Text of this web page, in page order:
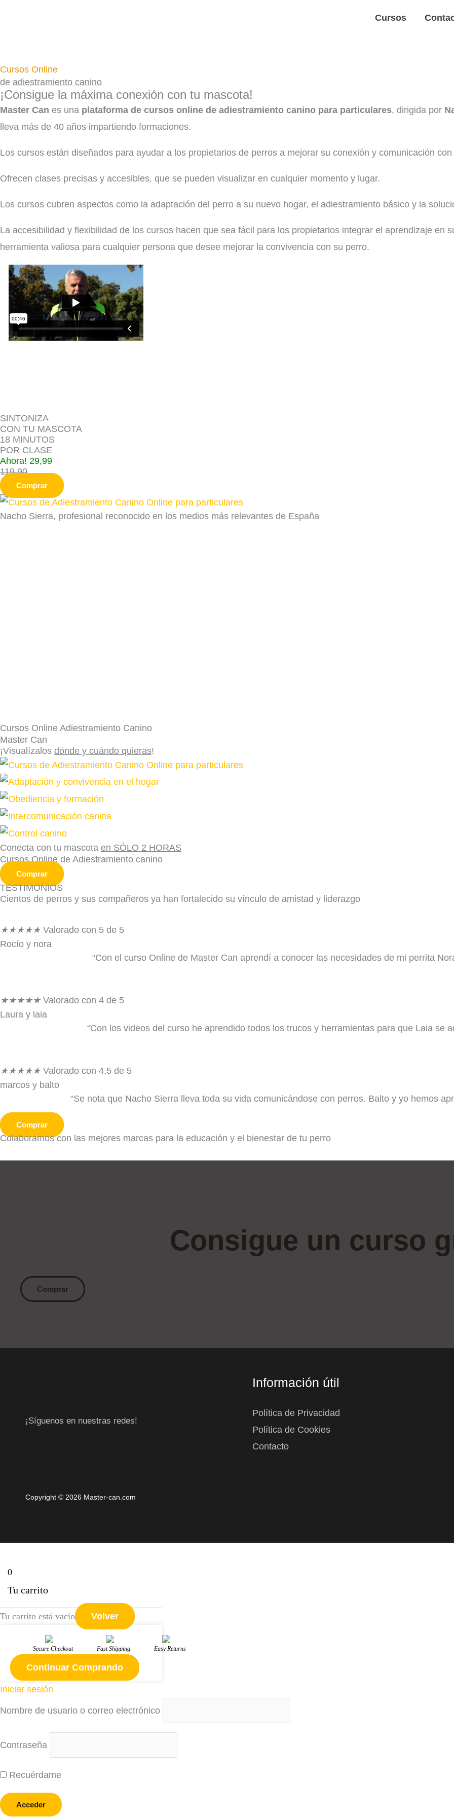
Cursos
Cursos Online
de adiestramiento canino
¡Consigue la máxima conexión con tu mascota!
Master Can es una plataforma de cursos online de adiestramiento canino para particulares, dirigida por
lleva más de 40 años impartiendo formaciones.
Los cursos están diseñados para ayudar a los propietarios de perros a mejorar su conexión y comunicación
Ofrecen clases precisas y accesibles, que se pueden visualizar en cualquier momento y lugar.
Los cursos cubren aspectos como la adaptación del perro a su nuevo hogar, el adiestramiento básico y la
La accesibilidad y flexibilidad de los cursos hacen que sea fácil para los propietarios integrar el aprendizaje en
herramienta valiosa para cualquier persona que desee mejorar la convivencia con su perro.
SINTONIZA
CON TU MASCOTA
18 MINUTOS
POR CLASE
Ahora! 29,99
119,90
Comprar
Nacho Sierra, profesional reconocido en los medios más relevantes de España
Cursos Online Adiestramiento Canino
Master Can
¡Visualízalos dónde y cuándo quieras!
Conecta con tu mascota en SÓLO 2 HORAS
Cursos Online de Adiestramiento canino
Comprar
TESTIMONIOS
Cientos de perros y sus compañeros ya han fortalecido su vínculo de amistad y liderazgo
★★★★★ Valorado con 5 de 5
Rocío y nora
“Con el curso Online de Master Can aprendí a conocer las necesidades de mi perrita
★★★★★ Valorado con 4 de 5
Laura y laia
“Con los videos del curso he aprendido todos los trucos y herramientas para que Laia se
★★★★★ Valorado con 4.5 de 5
marcos y balto
“Se nota que Nacho Sierra lleva toda su vida comunicándose con perros. Balto y yo hemos
Comprar
Colaboramos con las mejores marcas para la educación y el bienestar de tu perro
Consigue un curso
Comprar
¡Síguenos en nuestras redes!
Información útil
Política de Privacidad
Política de Cookies
Contacto
Copyright © 2026 Master-can.com
0
Tu carrito
Tu carrito está vacío Volver
Secure Checkout Fast Shipping Easy Returns
Continuar Comprando
Iniciar sesión
Nombre de usuario o correo electrónico
Contraseña
Recuérdame